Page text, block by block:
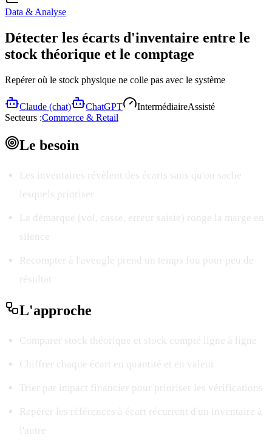
Data & Analyse
Détecter les écarts d'inventaire entre le
stock théorique et le comptage
Repérer où le stock physique ne colle pas avec le système
Claude (chat) ChatGPT IntermédiaireAssisté
Secteurs :Commerce & Retail
Le besoin
Les inventaires révèlent des écarts sans qu'on sache
lesquels prioriser
La démarque (vol, casse, erreur saisie) ronge la marge en
silence
Recompter à l'aveugle prend un temps fou pour peu de
résultat
L'approche
Comparer stock théorique et stock compté ligne à ligne
Chiffrer chaque écart en quantité et en valeur
Trier par impact financier pour prioriser les vérifications
Repérer les références à écart récurrent d'un inventaire à
l'autre